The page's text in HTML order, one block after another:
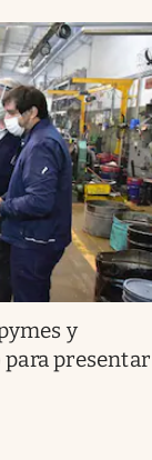
y
para presentar